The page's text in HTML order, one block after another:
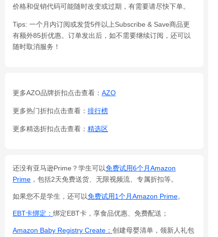
价格和促销代码可能随时改变或过期，有需要请尽快下单。
Tips: 一个月内订阅或发货5件以上Subscribe & Save商品更
有额外85折优惠。订单发出后，如不需要继续订阅，还可以
随时取消服务！
更多AZO品牌折扣点击查看： AZO
更多热门折扣点击查看： 排行榜
更多精选折扣点击查看： 精选区
还没有亚马逊Prime？学生可以免费试用6个月Amazon
Prime ，包括2天免费送货、无限视频流、专属折扣等。
如果您不是学生，还可以免费试用1个月Amazon Prime。
EBT卡绑定： 绑定EBT卡，享食品优惠、免费配送；
Amazon Baby Registry Create： 创建母婴清单，领新人礼包